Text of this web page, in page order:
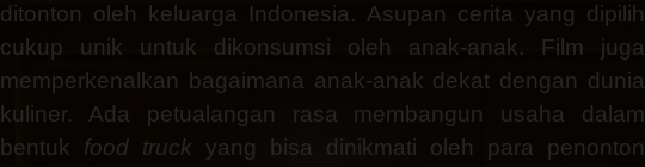
ditonton oleh keluarga Indonesia. Asupan cerita yang dipilih
cukup unik untuk dikonsumsi oleh anak-anak. Film juga
memperkenalkan bagaimana anak-anak dekat dengan dunia
kuliner. Ada petualangan rasa membangun usaha dalam
bentuk food truck yang bisa dinikmati oleh para penonton